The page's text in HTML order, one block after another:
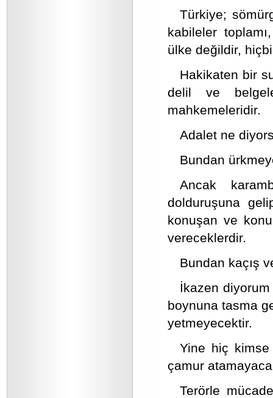
Türkiye;
kabileler
ülke değildir,
Hakikaten bir
delil ve
mahkemeleridir.
Adalet ne
Bundan
Ancak
dolduruşuna
konuşan ve
vereceklerdir.
Bundan kaçış
İkazen diyorum
boynuna tasma
yetmeyecektir.
Yine hiç kimse
çamur
Terörle